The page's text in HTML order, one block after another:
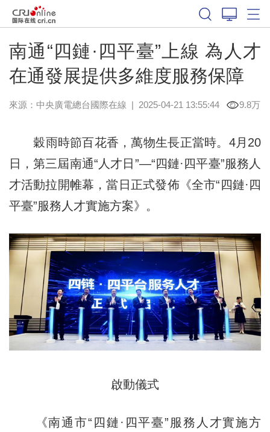
南通“四鏈·四平臺”上線 為人才
在通發展提供多維度服務保障
來源：中央廣電總台國際在線 | 2025-04-21 13:55:44 9.8万
穀雨時節百花香，萬物生長正當時。4月20
日，第三屆南通“人才日”—“四鏈·四平臺”服務人
才活動拉開帷幕，當日正式發佈《全市“四鏈·四
平臺”服務人才實施方案》。
啟動儀式
《南通市“四鏈·四平臺”服務人才實施方